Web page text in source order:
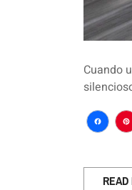
Cuando
READ